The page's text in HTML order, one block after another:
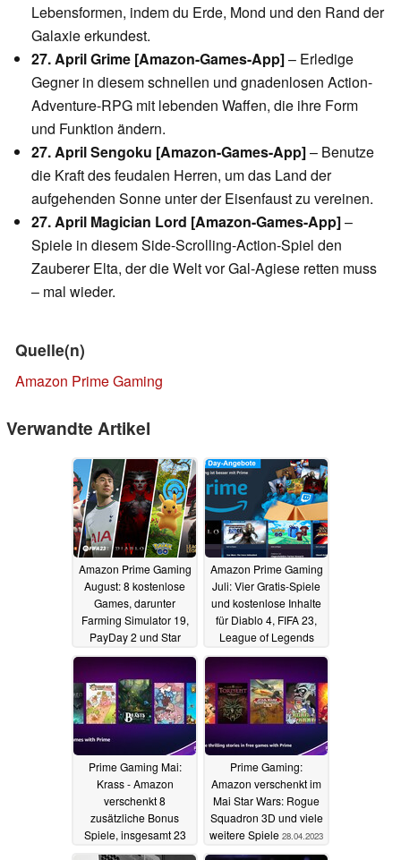
Lebensformen, indem du Erde, Mond und den Rand der
Galaxie erkundest.
27. April Grime [Amazon-Games-App]– Erledige
Gegner in diesem schnellen und gnadenlosen Action-
Adventure-RPG mit lebenden Waffen, die ihre Form
und Funktion ändern.
27. April Sengoku [Amazon-Games-App]– Benutze
die Kraft des feudalen Herren, um das Land der
aufgehenden Sonne unter der Eisenfaust zu vereinen.
27. April Magician Lord [Amazon-Games-App]–
Spiele in diesem Side-Scrolling-Action-Spiel den
Zauberer Elta, der die Welt vor Gal-Agiese retten muss
– mal wieder.
Quelle(n)
Amazon Prime Gaming
Verwandte Artikel
Amazon Prime Gaming
August: 8 kostenlose
Games, darunter
Farming Simulator 19,
PayDay 2 und Star
Wars The Force
Unleashed 2 (Update)
27.07.2023
Amazon Prime Gaming
Juli: Vier Gratis-Spiele
und kostenlose Inhalte
für Diablo 4, FIFA 23,
League of Legends
und mehr30.06.2023
Prime Gaming Mai:
Krass - Amazon
verschenkt 8
zusätzliche Bonus
Spiele, insgesamt 23
Gratis-Games24.05.2023
Prime Gaming:
Amazon verschenkt im
Mai Star Wars: Rogue
Squadron 3D und viele
weitere Spiele 28.04.2023